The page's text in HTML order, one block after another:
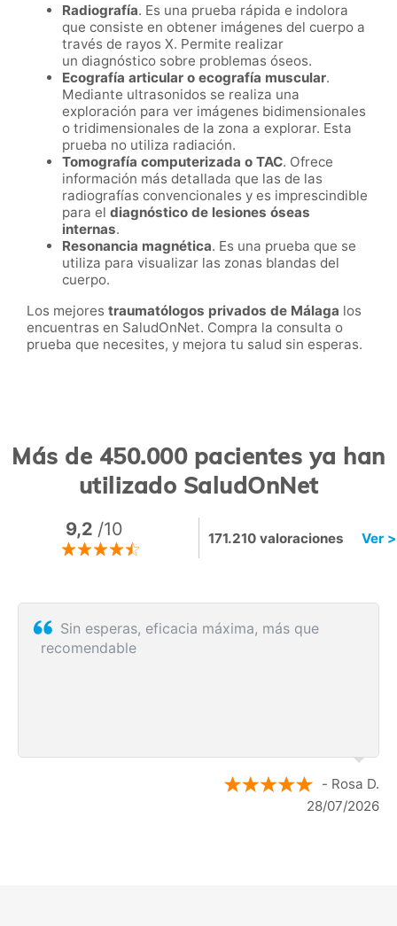
Radiografía. Es una prueba rápida e indolora
que consiste en obtener imágenes del cuerpo a
través de rayos X. Permite realizar
un diagnóstico sobre problemas óseos.
Ecografía articular o ecografía muscular.
Mediante ultrasonidos se realiza una
exploración para ver imágenes bidimensionales
o tridimensionales de la zona a explorar. Esta
prueba no utiliza radiación.
Tomografía computerizada o TAC. Ofrece
información más detallada que las de las
radiografías convencionales y es imprescindible
para el diagnóstico de lesiones óseas
internas.
Resonancia magnética. Es una prueba que se
utiliza para visualizar las zonas blandas del
cuerpo.
Los mejores traumatólogos privados de Málaga los
encuentras en SaludOnNet. Compra la consulta o
prueba que necesites, y mejora tu salud sin esperas.
Más de 450.000 pacientes ya han
utilizado SaludOnNet
9,2 /10 171.210 valoraciones Ver >
Sin esperas, eficacia máxima, más que
recomendable
- Rosa D.
28/07/2026